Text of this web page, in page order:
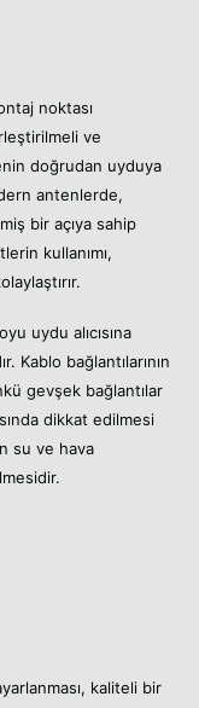
noktası
ve
doğrudan uyduya
antenlerde,
bir açıya sahip
kullanımı,
uydu alıcısına
Kablo bağlantılarının
gevşek bağlantılar
dikkat edilmesi
su ve hava
kaliteli bir